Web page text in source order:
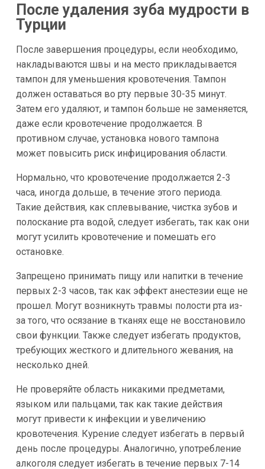
После удаления зуба мудрости в
Турции
После завершения процедуры, если необходимо,
накладываются швы и на место прикладывается
тампон для уменьшения кровотечения. Тампон
должен оставаться во рту первые 30-35 минут.
Затем его удаляют, и тампон больше не заменяется,
даже если кровотечение продолжается. В
противном случае, установка нового тампона
может повысить риск инфицирования области.
Нормально, что кровотечение продолжается 2-3
часа, иногда дольше, в течение этого периода.
Такие действия, как сплевывание, чистка зубов и
полоскание рта водой, следует избегать, так как они
могут усилить кровотечение и помешать его
остановке.
Запрещено принимать пищу или напитки в течение
первых 2-3 часов, так как эффект анестезии еще не
прошел. Могут возникнуть травмы полости рта из-
за того, что осязание в тканях еще не восстановило
свои функции. Также следует избегать продуктов,
требующих жесткого и длительного жевания, на
несколько дней.
Не проверяйте область никакими предметами,
языком или пальцами, так как такие действия
могут привести к инфекции и увеличению
кровотечения. Курение следует избегать в первый
день после процедуры. Аналогично, употребление
алкоголя следует избегать в течение первых 7-14